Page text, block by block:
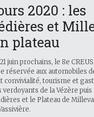
2020 : les
et
plateau
juin prochains, le 8e
réservée aux automobiles
convivialité, tourisme et
verdoyants de la Vézère
et le Plateau de